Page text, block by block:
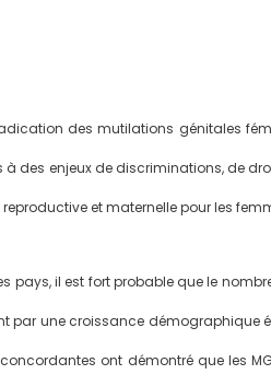
des mutilations génitales
des enjeux de discriminations, de
et maternelle pour les
pays, il est fort probable que le
une croissance démographique
concordantes ont démontré que les